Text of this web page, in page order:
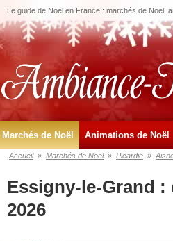
Le guide de Noël en France : marchés de Noël,
Marchés de Noël Animations de Noël
Accueil » Marchés de Noël » Picardie »
Essigny-le-Grand :
2026